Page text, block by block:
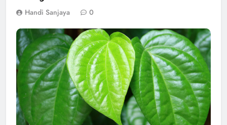
Handi Sanjaya 0